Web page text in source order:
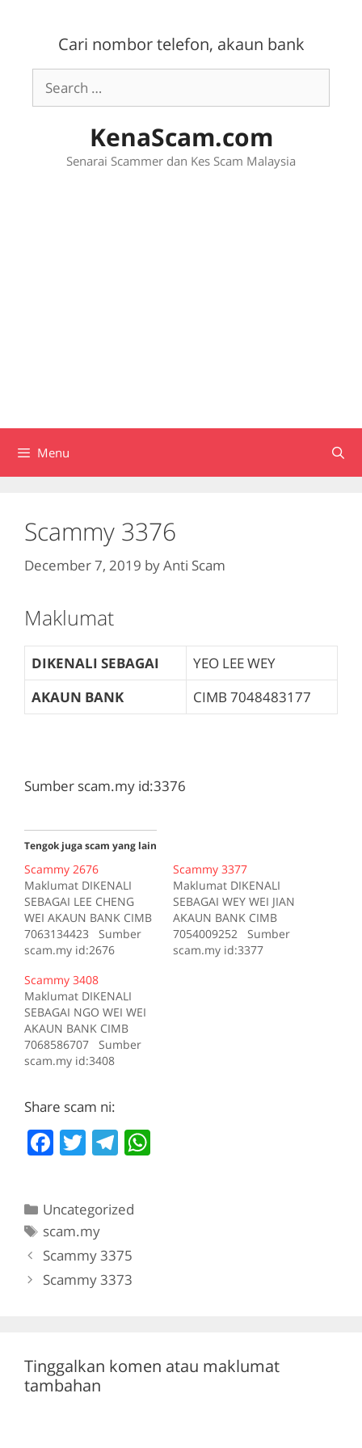
Cari nombor telefon, akaun bank
Search
for:
KenaScam.com
Senarai Scammer dan Kes Scam Malaysia
Menu
Scammy 3376
December 7, 2019 byAnti Scam
Maklumat
DIKENALI SEBAGAI
YEO LEE WEY
AKAUN BANK
CIMB 7048483177
Sumber scam.my id:3376
Tengok juga scam yang lain
Scammy 2676
Maklumat DIKENALI
SEBAGAI LEE CHENG
WEI AKAUN BANK CIMB
7063134423 Sumber
scam.my id:2676
Scammy 3377
Maklumat DIKENALI
SEBAGAI WEY WEI JIAN
AKAUN BANK CIMB
7054009252 Sumber
scam.my id:3377
Scammy 3408
Maklumat DIKENALI
SEBAGAI NGO WEI WEI
AKAUN BANK CIMB
7068586707 Sumber
scam.my id:3408
Share scam ni:
F
e
b
o
T
er
T
gr
a
m
Categories
Uncategorized
Tags
scam.my
Scammy 3375
Scammy 3373
Tinggalkan komen atau maklumat
tambahan